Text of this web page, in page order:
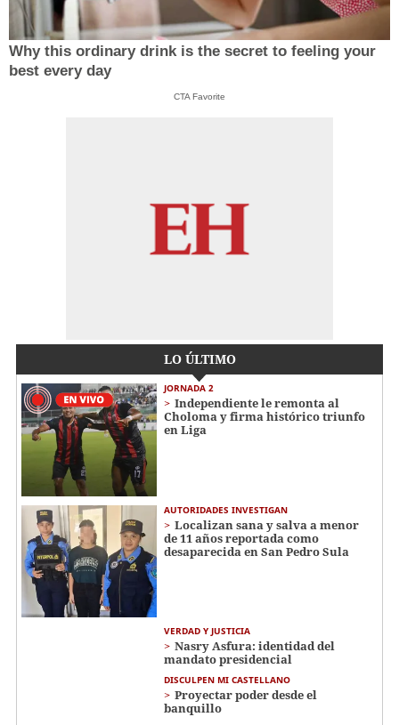
Why this ordinary drink is the secret to feeling your
best every day
CTA Favorite
LO ÚLTIMO
JORNADA 2
Independiente le remonta al
Choloma y firma histórico triunfo
en Liga
AUTORIDADES INVESTIGAN
Localizan sana y salva a menor
de 11 años reportada como
desaparecida en San Pedro Sula
VERDAD Y JUSTICIA
Nasry Asfura: identidad del
mandato presidencial
DISCULPEN MI CASTELLANO
Proyectar poder desde el
banquillo